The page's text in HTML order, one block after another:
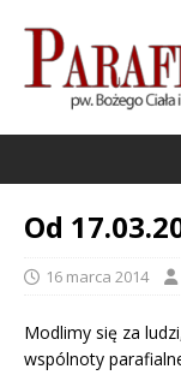
Od
16 marca 2014
Modlimy się za
wspólnoty